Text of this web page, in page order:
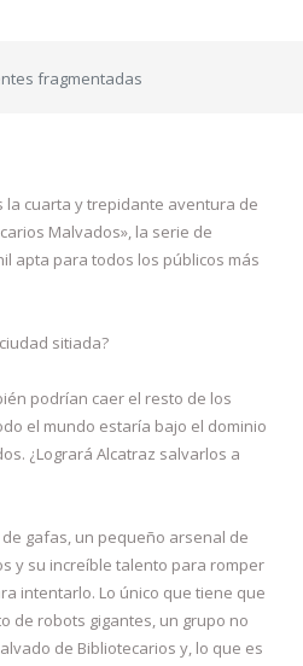
fragmentadas
la cuarta y trepidante aventura de
Malvados», la serie de
apta para todos los públicos más
sitiada?
podrían caer el resto de los
el mundo estaría bajo el dominio
¿Logrará Alcatraz salvarlos a
gafas, un pequeño arsenal de
y su increíble talento para romper
intentarlo. Lo único que tiene que
de robots gigantes, un grupo no
de Bibliotecarios y, lo que es